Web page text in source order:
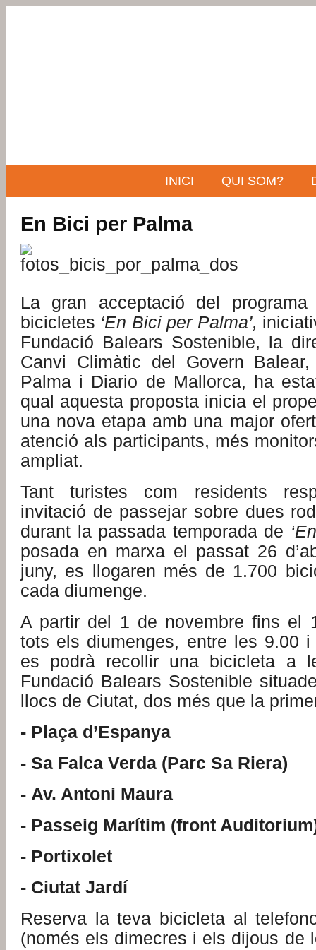
INICI QUI SOM?
En Bici per Palma
La gran acceptació del
bicicletes ‘En Bici per Palma’,
Fundació Balears Sostenible, la
Canvi Climàtic del Govern Balear,
Palma i Diario de Mallorca, ha
qual aquesta proposta inicia el
una nova etapa amb una major
atenció als participants, més
ampliat.
Tant turistes com residents
invitació de passejar sobre dues
durant la passada temporada de
posada en marxa el passat 26
juny, es llogaren més de 1.700
cada diumenge.
A partir del 1 de novembre fins el
tots els diumenges, entre les 9.00
es podrà recollir una bicicleta a
Fundació Balears Sostenible
llocs de Ciutat, dos més que la
- Plaça d’Espanya
- Sa Falca Verda (Parc Sa Riera)
- Av. Antoni Maura
- Passeig Marítim (front
- Portixolet
- Ciutat Jardí
Reserva la teva bicicleta al
(només els dimecres i els dijous de